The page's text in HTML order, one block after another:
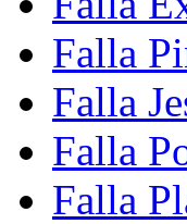
Falla
Falla
Falla
Falla